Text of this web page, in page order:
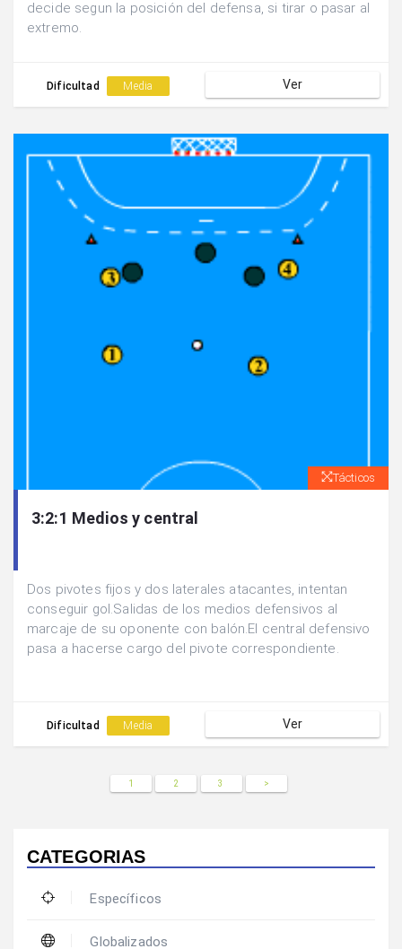
decide segun la posición del defensa, si tirar o pasar al
extremo.
Dificultad Media Ver
Tácticos
3:2:1 Medios y central
Dos pivotes fijos y dos laterales atacantes, intentan
conseguir gol.Salidas de los medios defensivos al
marcaje de su oponente con balón.El central defensivo
pasa a hacerse cargo del pivote correspondiente.
Dificultad Media Ver
1 2 3 >
CATEGORIAS
Específicos
Globalizados